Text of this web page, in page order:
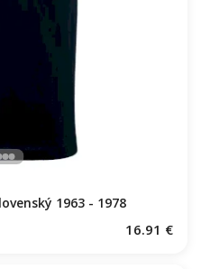
1963 - 1978
16.91 €